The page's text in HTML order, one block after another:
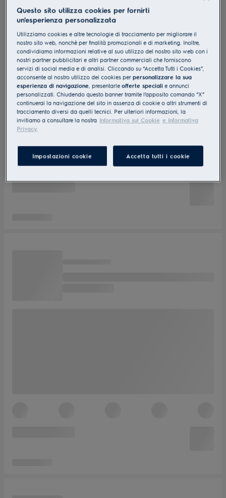
Questo sito utilizza cookies per fornirti
un'esperienza personalizzata
Utilizziamo cookies e altre tecnologie di tracciamento per migliorare il
nostro sito web, nonchè per finalità promozionali e di marketing. Inoltre,
condividiamo informazioni relative al suo utilizzo del nostro sito web con i
nostri partner pubblicitari e altri partner commerciali che forniscono
servizi di social media e di analisi. Cliccando su “Accetta Tutti i Cookies”,
acconsente al nostro utilizzo dei cookies perpersonalizzare la sua
esperienza di navigazione, presentarleofferte speciali e annunci
personalizzati. Chiudendo questo banner tramite l’apposito comando “X”
continuerai la navigazione del sito in assenza di cookie o altri strumenti di
tracciamento diversi da quelli tecnici. Per ulteriori informazioni, la
invitiamo a consultare la nostra Informativa sui Cookie e Informativa
Privacy.
Impostazioni cookie Accetta tutti i cookie